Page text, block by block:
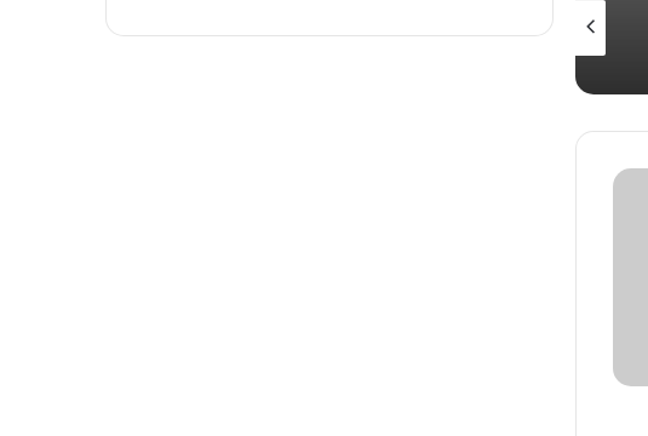
8 سپتامبر 2021
ارور ۱۰۰۲ بیگ بلو باتن پکیج پورتال ویژه مدارس